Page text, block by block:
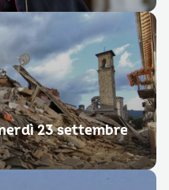
23 settembre